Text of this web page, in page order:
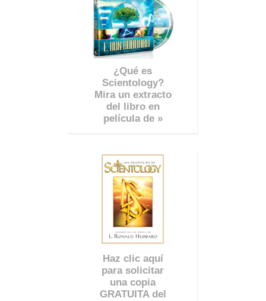
¿Qué es
Scientology?
Mira un extracto
del libro en
película de »
Haz clic aquí
para solicitar
una copia
GRATUITA del